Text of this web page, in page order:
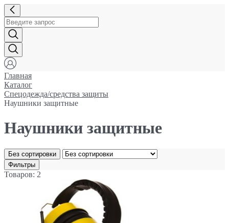
Главная
Каталог
Спецодежда/средства защиты
Наушники защитные
Наушники защитные
Без сортировки
Фильтры
Товаров: 2